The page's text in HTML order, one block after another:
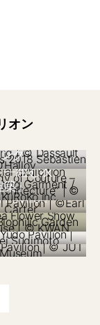
オン
グ
『被覆のア
—組む衣
築』
2020
Pavilion
バイオ
ガーデン
”パビリオ